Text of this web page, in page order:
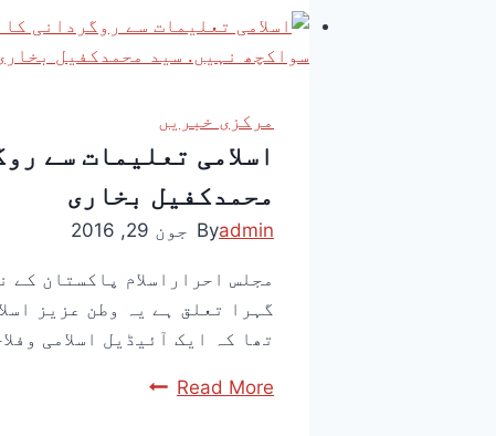
مرکزی خبریں
اسلامی تعلیمات سے
محمدکفیل بخاری
Byadmin جون 29, 2016
مجلس احراراسلام پاکستان
تھا کہ ایک آئیڈیل اسلامی
Read More